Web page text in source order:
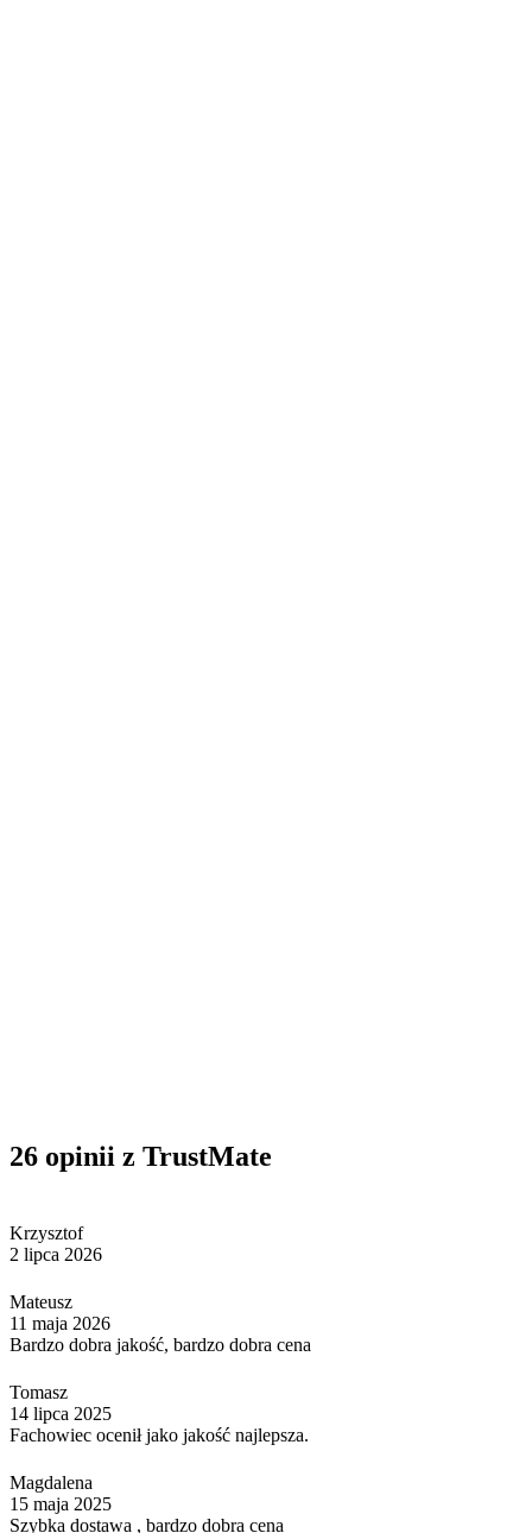
26 opinii z TrustMate
Krzysztof
2 lipca 2026
Mateusz
11 maja 2026
Bardzo dobra jakość, bardzo dobra cena
Tomasz
14 lipca 2025
Fachowiec ocenił jako jakość najlepsza.
Magdalena
15 maja 2025
Szybka dostawa , bardzo dobra cena